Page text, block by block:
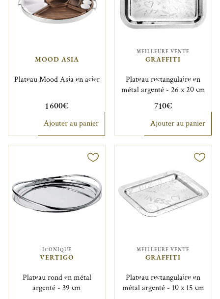
MOOD ASIA
Plateau Mood Asia en acier
1 600€
Ajouter au panier
MEILLEURE VENTE
GRAFFITI
Plateau rectangulaire en
métal argenté - 26 x 20 cm
710€
Ajouter au panier
ICONIQUE
VERTIGO
Plateau rond en métal
argenté - 39 cm
MEILLEURE VENTE
GRAFFITI
Plateau rectangulaire en
métal argenté - 10 x 15 cm